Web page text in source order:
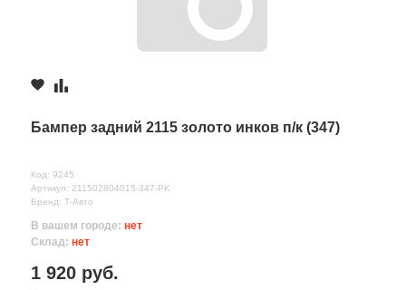
Комментарий
Бампер задний 2115 золото инков п/к (347)
Код: 9245
Артикул: 211502804015-347-PK
Бренд: Т-Авто
В вашем городе: нет
Склад: нет
1 920 руб.